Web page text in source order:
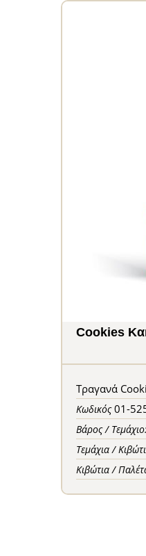
Cookies
Τραγανά
Κωδικός 01-
Βάρος / Τεμάχιο:
Τεμάχια /
Κιβώτια /